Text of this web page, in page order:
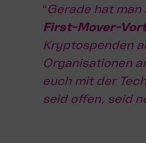
“Gerade hat
First-Mover-
Kryptospenden
Organisationen
euch mit der
seid offen, seid